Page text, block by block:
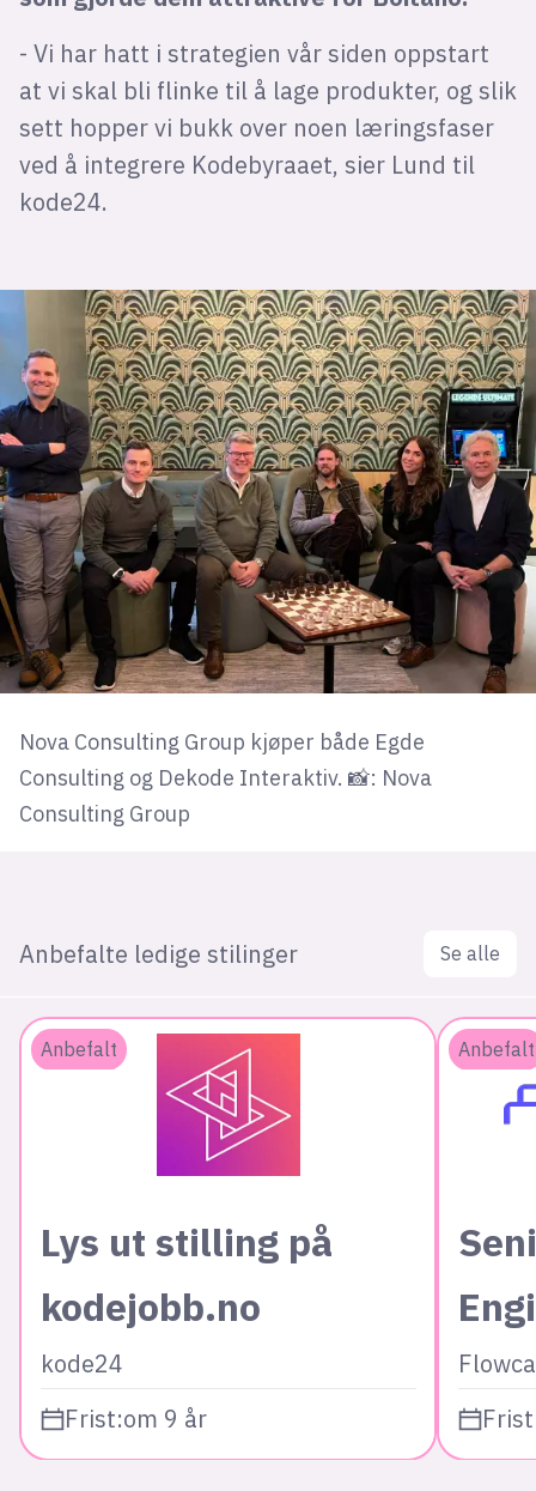
- Vi har hatt i strategien vår siden oppstart
at vi skal bli flinke til å lage produkter, og slik
sett hopper vi bukk over noen læringsfaser
ved å integrere Kodebyraaet, sier Lund til
kode24.
Nova Consulting Group kjøper både Egde
Consulting og Dekode Interaktiv. 📸: Nova
Consulting Group
Anbefalte ledige stilinger Se alle
Anbefalt
Lys ut stilling på
kodejobb.no
kode24
Frist:om 9 år
Anbefalt